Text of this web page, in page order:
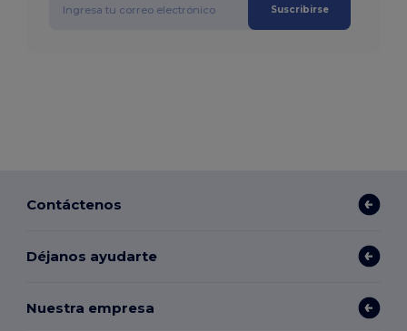
Suscribirse
Contáctenos
Déjanos ayudarte
Nuestra empresa